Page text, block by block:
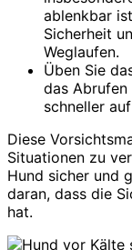
ablenkbar
Sicherheit
Weglaufen.
Üben Sie
das Abrufen
schneller
Diese
Situationen zu
Hund sicher und
daran, dass die
hat.